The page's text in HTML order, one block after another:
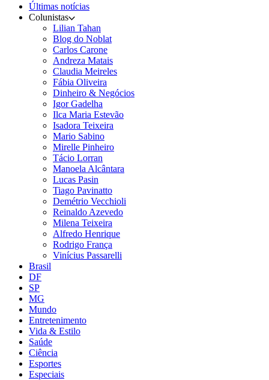
Últimas notícias
Colunistas
Lilian Tahan
Blog do Noblat
Carlos Carone
Andreza Matais
Claudia Meireles
Fábia Oliveira
Dinheiro & Negócios
Igor Gadelha
Ilca Maria Estevão
Isadora Teixeira
Mario Sabino
Mirelle Pinheiro
Tácio Lorran
Manoela Alcântara
Lucas Pasin
Tiago Pavinatto
Demétrio Vecchioli
Reinaldo Azevedo
Milena Teixeira
Alfredo Henrique
Rodrigo França
Vinícius Passarelli
Brasil
DF
SP
MG
Mundo
Entretenimento
Vida & Estilo
Saúde
Ciência
Esportes
Especiais